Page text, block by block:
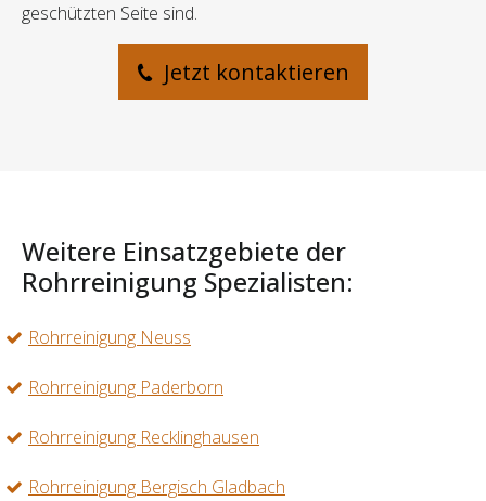
geschützten Seite sind.
Jetzt kontaktieren
Weitere Einsatzgebiete der
Rohrreinigung Spezialisten:
Rohrreinigung Neuss
Rohrreinigung Paderborn
Rohrreinigung Recklinghausen
Rohrreinigung Bergisch Gladbach